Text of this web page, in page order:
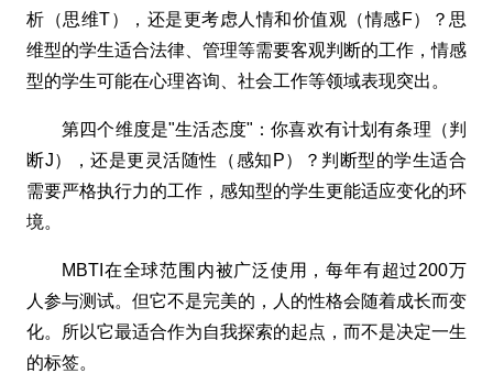
析（思维T），还是更考虑人情和价值观（情感F）？思
维型的学生适合法律、管理等需要客观判断的工作，情感
型的学生可能在心理咨询、社会工作等领域表现突出。
第四个维度是"生活态度"：你喜欢有计划有条理（判
断J），还是更灵活随性（感知P）？判断型的学生适合
需要严格执行力的工作，感知型的学生更能适应变化的环
境。
MBTI在全球范围内被广泛使用，每年有超过200万
人参与测试。但它不是完美的，人的性格会随着成长而变
化。所以它最适合作为自我探索的起点，而不是决定一生
的标签。